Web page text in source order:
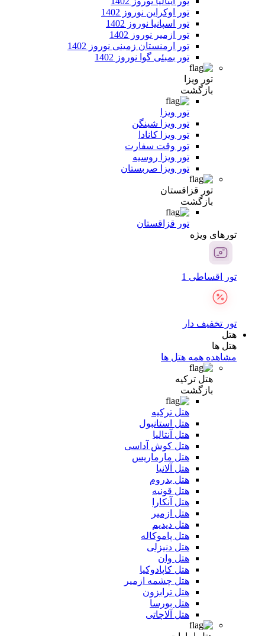
تور اوکراین نوروز 1402
تور اسپانیا نوروز 1402
تور ازمیر نوروز 1402
تور ارمنستان زمینی نوروز 1402
تور بمبئی گوا نوروز 1402
تور ویزا
بازگشت
تور ویزا
تور ویزا شینگن
تور ویزا کانادا
تور وقت سفارت
تور ویزا روسیه
تور ویزا صربستان
تور قزاقستان
بازگشت
تور قزاقستان
تور‌های ویژه
تور اقساطی 1
تور تخفیف دار
هتل
هتل ها
مشاهده همه هتل ها
هتل ترکیه
بازگشت
هتل ترکیه
هتل استانبول
هتل آنتالیا
هتل کوش آداسی
هتل مارماریس
هتل آلانیا
هتل بدروم
هتل قونیه
هتل آنکارا
هتل ازمیر
هتل دیدیم
هتل پاموکاله
هتل دنیزلی
هتل وان
هتل کاپادوکیا
هتل چشمه ازمیر
هتل ترابزون
هتل بورسا
هتل آلاچاتی